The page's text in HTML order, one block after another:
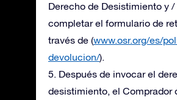
Derecho de Desistimiento y /
completar el formulario de
través de (www.osr.org/es/
devolucion/).
5. Después de invocar el
desistimiento, el Comprador